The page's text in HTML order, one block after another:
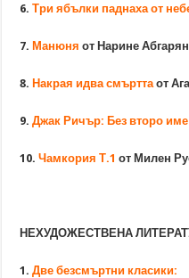
6.Три ябълки паднаха от
7. Манюня от Нарине Абгарян
8. Накрая идва смърттаот
9.Джак Ричър: Без второ име
10.Чамкория Т.1 от Милен
НЕХУДОЖЕСТВЕНА
1.Две безсмъртни класики: